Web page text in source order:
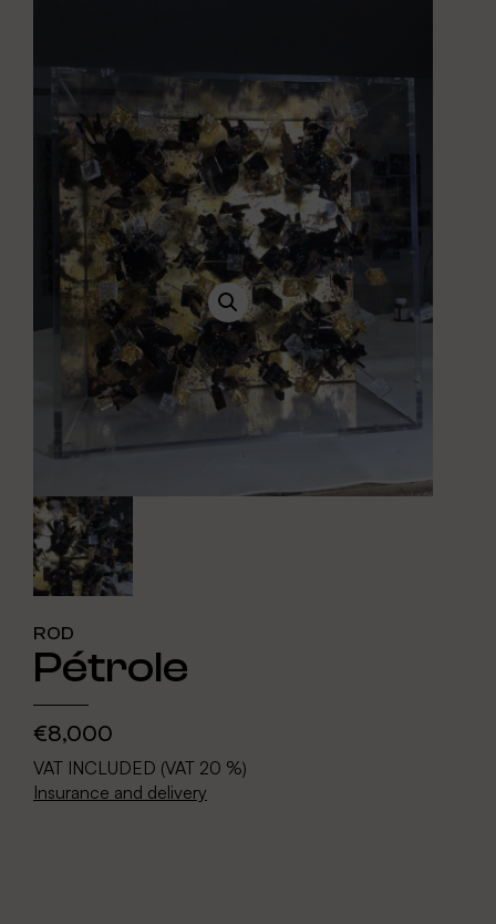
ROD
Pétrole
€8,000
VAT INCLUDED (VAT 20 %)
Insurance and delivery